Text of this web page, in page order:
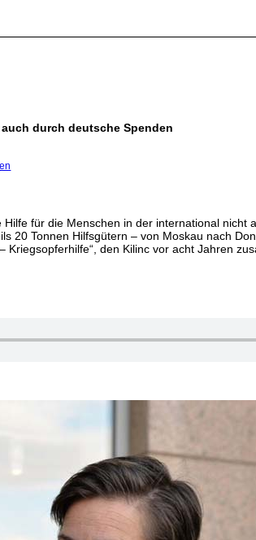
durch deutsche Spenden
für die Menschen in der international nicht
20 Tonnen Hilfsgütern – von Moskau nach
den Kilinc vor acht Jahren